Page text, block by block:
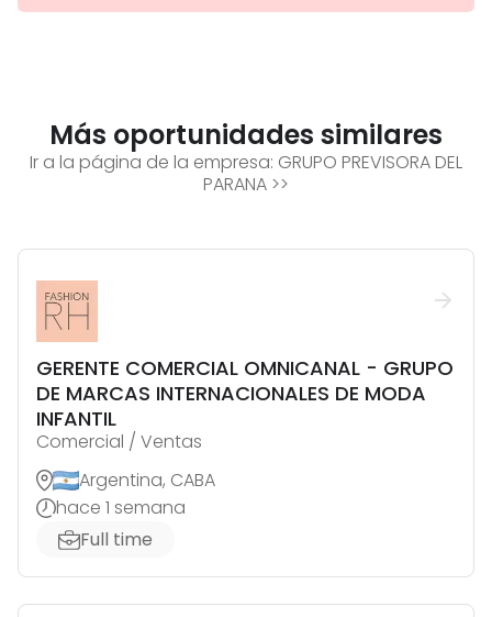
Más oportunidades similares
Ir a la página de la empresa: GRUPO PREVISORA DEL
PARANA >>
GERENTE COMERCIAL OMNICANAL - GRUPO
DE MARCAS INTERNACIONALES DE MODA
INFANTIL
Comercial / Ventas
Argentina, CABA
hace 1 semana
Full time